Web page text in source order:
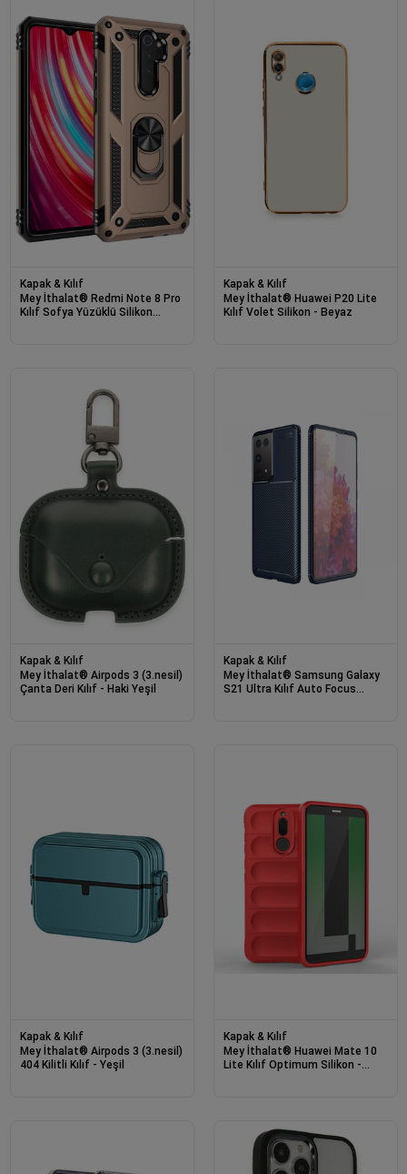
Kapak & Kılıf
Mey İthalat® Redmi Note 8 Pro
Kılıf Sofya Yüzüklü Silikon
Kapak & Kılıf
Mey İthalat® Huawei P20 Lite
Kılıf Volet Silikon - Beyaz
Kapak & Kılıf
Mey İthalat® Airpods 3 (3.nesil)
Çanta Deri Kılıf - Haki Yeşil
Kapak & Kılıf
Mey İthalat® Samsung Galaxy
S21 Ultra Kılıf Auto Focus
Kapak & Kılıf
Mey İthalat® Airpods 3 (3.nesil)
404 Kilitli Kılıf - Yeşil
Kapak & Kılıf
Mey İthalat® Huawei Mate 10
Lite Kılıf Optimum Silikon -